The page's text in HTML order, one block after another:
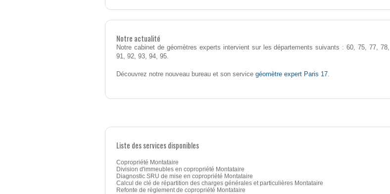
Notre actualité
Notre cabinet de géomètres experts intervient sur les départements suivants : 60, 75, 77, 78,
91, 92, 93, 94, 95.
Découvrez notre nouveau bureau et son service géomètre expert Paris 17.
Liste des services disponibles
Copropriété Montataire
Division d'immeubles en copropriété Montataire
Diagnostic SRU de mise en copropriété Montataire
Calcul de clé de répartition des charges générales et particulières Montataire
Refonte de règlement de copropriété Montataire